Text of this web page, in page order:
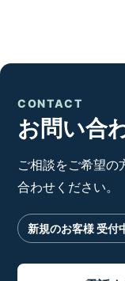
CONTACT
お問い合
ご相談をご希望の
合わせください。
新規のお客様 受付